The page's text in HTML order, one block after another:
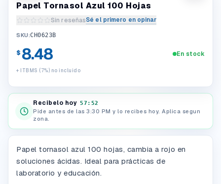
Papel Tornasol Azul 100 Hojas
Sin reseñasSé el primero en opinar
Escribir una reseña del producto
SKU:CH0623B
$ 8.48
+ ITBMS (7%) no incluido
En stock
Recibelo hoy 57:51
Pide antes de las 3:30 PM y lo recibes hoy. Aplica segun
zona.
Papel tornasol azul 100 hojas, cambia a rojo en
soluciones ácidas. Ideal para prácticas de
laboratorio y educación.